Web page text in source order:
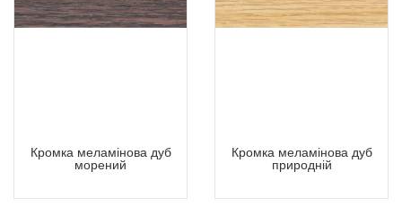
Кромка меламінова дуб
морений
Кромка меламінова дуб
природній